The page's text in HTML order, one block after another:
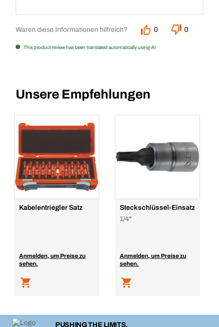
Waren diese Informationen hilfreich? 0 0
This product review has been translated automatically using AI
Unsere Empfehlungen
Kabelentriegler Satz
Anmelden, um Preise zu
sehen.
Steckschlüssel-Einsatz
1/4"
Anmelden, um Preise zu
sehen.
PUSHING THE LIMITS.